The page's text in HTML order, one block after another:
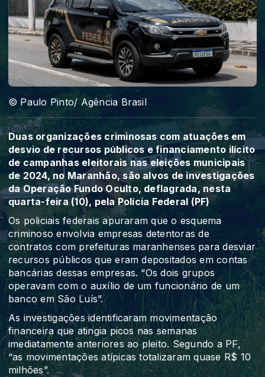
© Paulo Pinto/ Agência Brasil
Duas organizações criminosas com atuações em
desvio de recursos públicos e financiamento ilícito
de campanhas eleitorais nas eleições municipais
de 2024, no Maranhão, são alvos de investigações
da Operação Fundo Oculto, deflagrada, nesta
quarta-feira (10), pela Polícia Federal (PF)
Os policiais federais apuraram que o esquema
criminoso envolvia empresas detentoras de
contratos com prefeituras maranhenses para desviar
recursos públicos que eram depositados em contas
bancárias dessas empresas. “Os dois grupos
operavam com o auxílio de um funcionário de um
banco em São Luís”.
As investigações identificaram movimentação
financeira que atingia picos nas semanas
imediatamente anteriores ao pleito. Segundo a PF,
“as movimentações atípicas totalizaram quase R$ 10
milhões”.